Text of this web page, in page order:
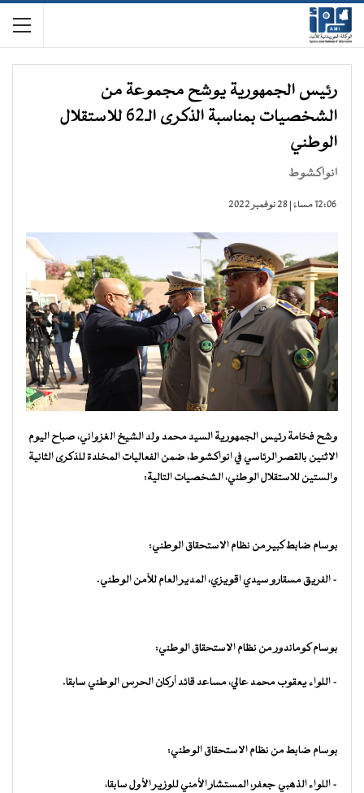
رئيس الجمهورية يوشح مجموعة من
الشخصيات بمناسبة الذكرى الـ62 للاستقلال
الوطني
انواكشوط
12:06 مساءً | 28 نوفمبر 2022
وشح فخامة رئيس الجمهورية السيد محمد ولد الشيخ الغزواني، صباح اليوم
الاثنين بالقصر الرئاسي في انواكشوط، ضمن الفعاليات المخلدة للذكرى الثانية
والستين للاستقلال الوطني، الشخصيات التالية:
بوسام ضابط كبير من نظام الاستحقاق الوطني:
– الفريق مسقارو سيدي اقويزي، المدير العام للأمن الوطني.
بوسام كوماندور من نظام الاستحقاق الوطني:
– اللواء يعقوب محمد عالي، مساعد قائد أركان الحرس الوطني سابقا.
بوسام ضابط من نظام الاستحقاق الوطني:
– اللواء الذهبي جعفر، المستشار الأمني للوزير الأول سابقا،